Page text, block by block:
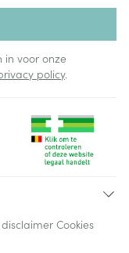
in voor onze
policy.
Cookies